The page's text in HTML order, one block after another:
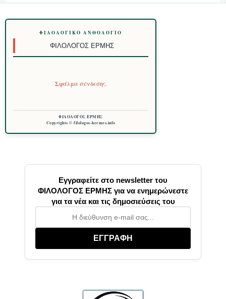
ΦΙΛΟΛΟΓΙΚΌ ΑΝΘΟΛΌΓΙΟ
ΦΙΛΌΛΟΓΟΣ ΕΡΜΉΣ
Σφάλμα σύνδεσης.
ΦΙΛΟΛΟΓΟΣ ΕΡΜΗΣ
Copyrights © filologos-hermes.info
Εγγραφείτε στο newsletter του
ΦΙΛΟΛΟΓΟΣ ΕΡΜΗΣ για να ενημερώνεστε
για τα νέα και τις δημοσιεύσεις του
ΕΓΓΡΑΦΗ